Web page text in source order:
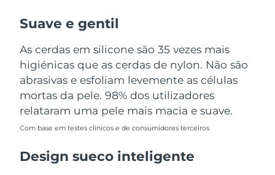
Suave e gentil
As cerdas em silicone são 35 vezes mais
higiénicas que as cerdas de nylon. Não são
abrasivas e esfoliam levemente as células
mortas da pele. 98% dos utilizadores
relataram uma pele mais macia e suave.
Com base em testes clínicos e de consumidores terceiros
Design sueco inteligente
Uzbequistão Entrega prevista8/16/26
Vietnã Entrega prevista